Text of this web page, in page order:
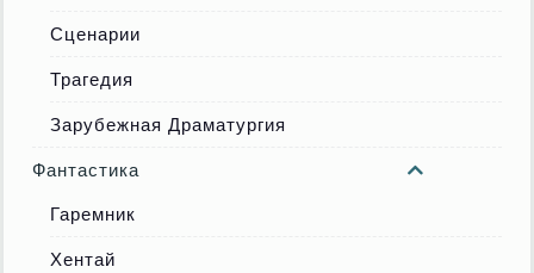
Сценарии
Трагедия
Зарубежная Драматургия
Фантастика
Гаремник
Хентай